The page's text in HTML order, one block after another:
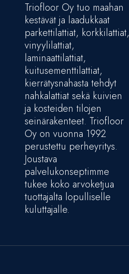
Triofloor Oy tuo maahan
kestävät ja laadukkaat
parkettilattiat, korkkilattiat,
vinyylilattiat,
laminaattilattiat,
kuitusementtilattiat,
kierrätysnahasta tehdyt
nahkalattiat sekä kuivien
ja kosteiden tilojen
seinärakenteet. Triofloor
Oy on vuonna 1992
perustettu perheyritys.
Joustava
palvelukonseptimme
tukee koko arvoketjua
tuottajalta lopulliselle
kuluttajalle.